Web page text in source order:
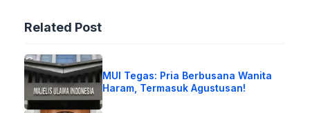
Related Post
MUI Tegas: Pria Berbusana Wanita
Haram, Termasuk Agustusan!